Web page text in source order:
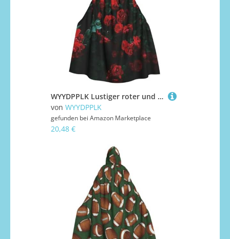
WYYDPPLK Lustiger roter und schwarzer Rosen-Umhang mit Kapuze für Erwachsene – Unisex, Halloween, Weihnachten, Cosplay-Umhang
von WYYDPPLK
gefunden bei Amazon Marketplace
20,48 €